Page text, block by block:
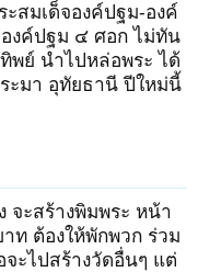
ะสมเด็จองค์ปฐม-องค์
งค์ปฐม ๔ ศอก ไม่ทัน
พย์ นำไปหล่อพระ ได้
มา อุทัยธานี ปีใหม่นี้
จะสร้างพิมพระ หน้า
ท ต้องให้พักพวก ร่วม
จะไปสร้างวัดอื่นๆ แต่